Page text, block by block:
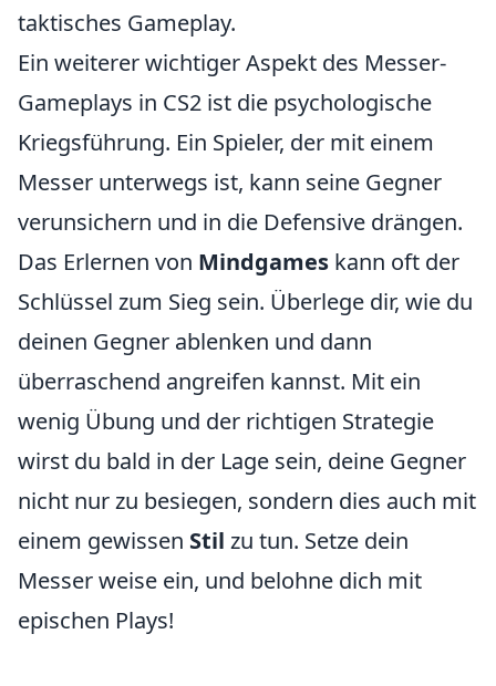
taktisches Gameplay.
Ein weiterer wichtiger Aspekt des Messer-
Gameplays in CS2 ist die psychologische
Kriegsführung. Ein Spieler, der mit einem
Messer unterwegs ist, kann seine Gegner
verunsichern und in die Defensive drängen.
Das Erlernen von Mindgames kann oft der
Schlüssel zum Sieg sein. Überlege dir, wie du
deinen Gegner ablenken und dann
überraschend angreifen kannst. Mit ein
wenig Übung und der richtigen Strategie
wirst du bald in der Lage sein, deine Gegner
nicht nur zu besiegen, sondern dies auch mit
einem gewissen Stil zu tun. Setze dein
Messer weise ein, und belohne dich mit
epischen Plays!